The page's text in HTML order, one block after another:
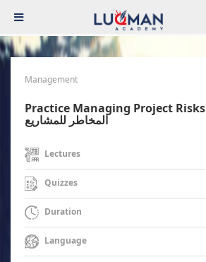
Management
Practice Managing Project Risks تطبيق إدارة
المخاطر للمشاريع
Lectures
Quizzes
Duration
Language